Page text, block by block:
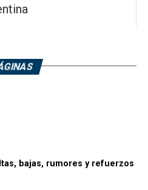
bajas, rumores y refuerzos